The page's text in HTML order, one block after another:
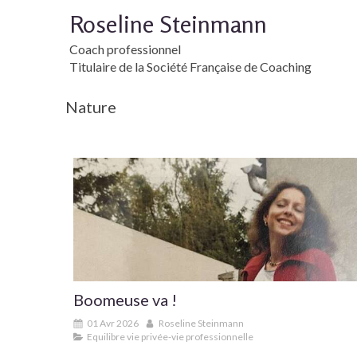
Roseline Steinmann
Coach professionnel
Titulaire de la Société Française de Coaching
Nature
Boomeuse va !
01 Avr 2026
Roseline Steinmann
Equilibre vie privée-vie professionnelle